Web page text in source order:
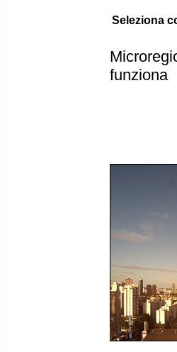
Seleziona
funziona